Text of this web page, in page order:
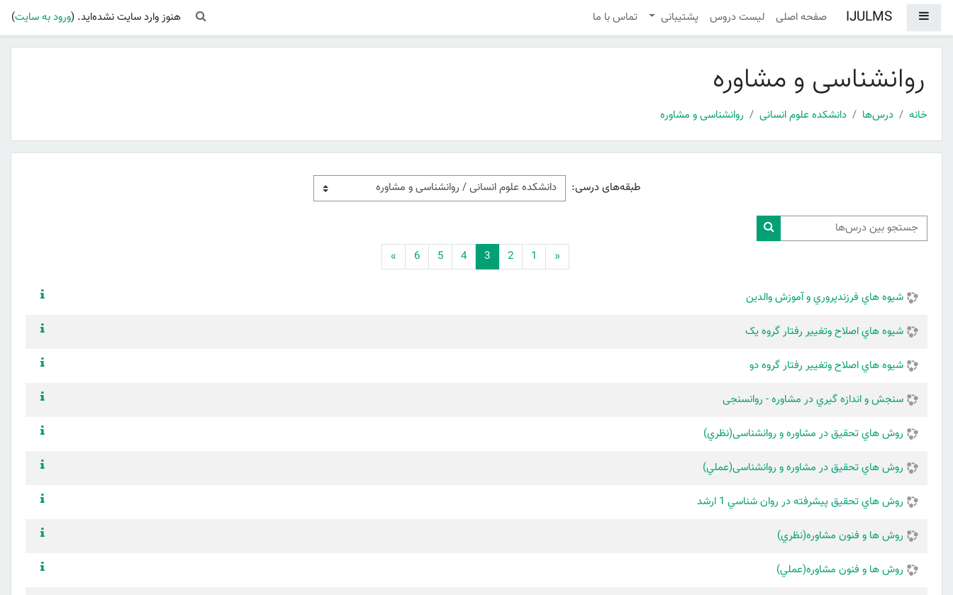
پرش به محتوای اصلی
پنل کناریIJULMS صفحه اصلی لیست دروس پشتیبانی تماس با ما Toggle search input
هنوز وارد سایت نشده‌اید. (ورود به سایت)
روانشناسی و مشاوره
خانه درس‌ها دانشکده علوم انسانی روانشناسی و مشاوره
طبقه‌های درسی:
جستجو بین درس‌ها
جستجو بین درس‌ها
« قبلی1
2
3
(current)
4
5
6
»
شيوه هاي فرزندپروري و آموزش والدين
شيوه هاي اصلاح وتغيير رفتار گروه یک
شيوه هاي اصلاح وتغيير رفتار گروه دو
سنجش و اندازه گيري در مشاوره - روانسنجی
روش هاي تحقيق در مشاوره و روانشناسی(نظري)
روش هاي تحقيق در مشاوره و روانشناسی(عملي)
روش هاي تحقيق پيشرفته در روان شناسي 1 ارشد
روش ها و فنون مشاوره(نظري)
روش ها و فنون مشاوره(عملي)